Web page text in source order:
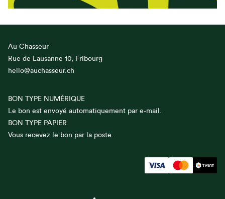
Au Chasseur
Rue de Lausanne 10, Fribourg
hello@auchasseur.ch
BON TYPE NUMÉRIQUE
Le bon est envoyé automatiquement par e-mail.
BON TYPE PAPIER
Vous recevez le bon par la poste.